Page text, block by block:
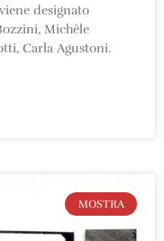
designato
Michèle
Carla Agustoni.
MOSTRA